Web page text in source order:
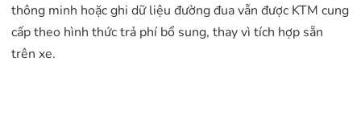
thông minh hoặc ghi dữ liệu đường đua vẫn được KTM cung
cấp theo hình thức trả phí bổ sung, thay vì tích hợp sẵn
trên xe.